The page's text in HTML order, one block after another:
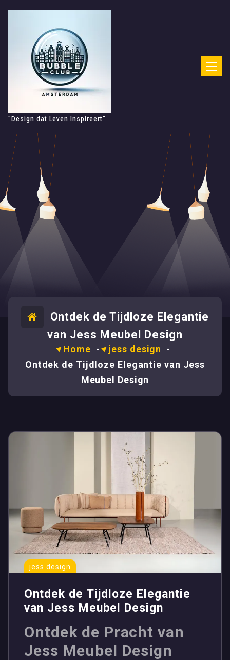
"Design dat Leven Inspireert"
Ontdek de Tijdloze Elegantie
van Jess Meubel Design
Home - jess design
-
Ontdek de Tijdloze Elegantie van Jess
Meubel Design
jess design
Ontdek de Tijdloze Elegantie
van Jess Meubel Design
Ontdek de Pracht van
Jess Meubel Design